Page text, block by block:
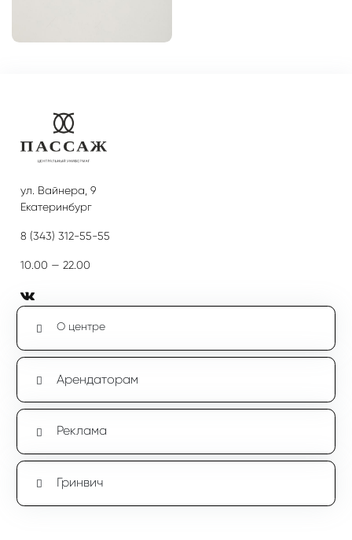
ул. Вайнера, 9
Екатеринбург
8 (343) 312-55-55
10.00 — 22.00
О центре
Арендаторам
Реклама
Гринвич